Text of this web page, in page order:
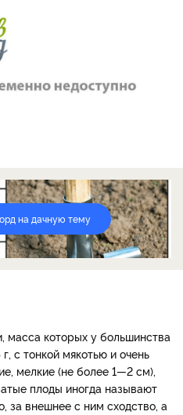
на дачную тему
масса которых у большинства
с тонкой мякотью и очень
мелкие (не более 1—2 см),
плоды иногда называют
за внешнее с ним сходство, а